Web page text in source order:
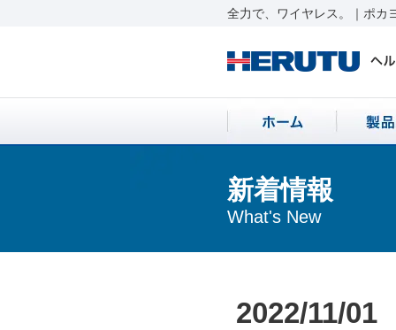
全力で、ワイヤレス。｜ポカ
新着情報
What's New
2022/11/01